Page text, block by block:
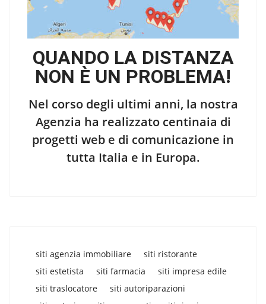
QUANDO LA DISTANZA
NON È UN PROBLEMA!
Nel corso degli ultimi anni, la nostra
Agenzia ha realizzato centinaia di
progetti web e di comunicazione in
tutta Italia e in Europa.
siti agenzia immobiliare
siti ristorante
siti estetista
siti farmacia
siti impresa edile
siti traslocatore
siti autoriparazioni